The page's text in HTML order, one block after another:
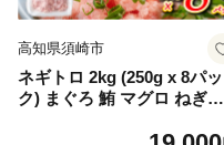
高知県須崎市
ネギトロ 2kg (250g x 8パッ
ク) まぐろ 鮪 マグロ ねぎと
マグロのたたき TY0392x